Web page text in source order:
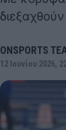
ONSPORTS
12 Ιουνίου 2026,